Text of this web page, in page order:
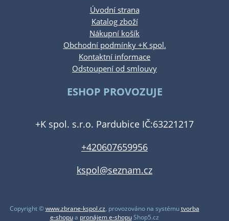
Úvodní strana
Katalog zboží
Nákupní košík
Obchodní podmínky +K spol.
Kontaktní informace
Odstoupení od smlouvy
ESHOP PROVOZUJE
+K spol. s.r.o. Pardubice IČ:63221217
+420607659956
kspol@seznam.cz
Copyright ©www.zbrane-kspol.cz, provozováno na systémutvorba
e-shopua pronájem e-shopuShop5.cz